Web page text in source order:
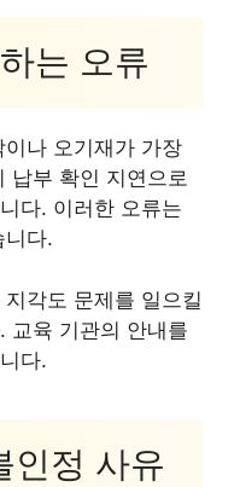
는 오류
나 오기재가 가장
납부 확인 지연으로
다. 이러한 오류는
니다.
각도 문제를 일으킬
교육 기관의 안내를
다.
인정 사유